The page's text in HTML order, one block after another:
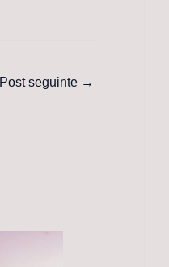
Post seguinte →